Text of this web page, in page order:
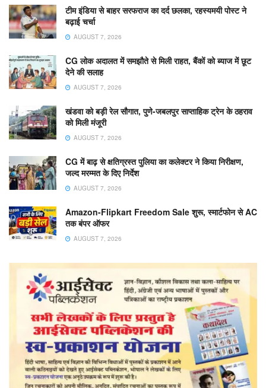
टीम इंडिया से बाहर सरफराज का दर्द छलका, रहस्यमयी पोस्ट ने
बढ़ाई चर्चा
AUGUST 7, 2026
CG लोक अदालत में समझौते से मिली राहत, बैंकों को ब्याज में छूट
देने की सलाह
AUGUST 7, 2026
खंडवा को बड़ी रेल सौगात, पुणे-जबलपुर साप्ताहिक ट्रेन के ठहराव
को मिली मंजूरी
AUGUST 7, 2026
CG में बाढ़ से क्षतिग्रस्त पुलिया का कलेक्टर ने किया निरीक्षण,
जल्द मरम्मत के दिए निर्देश
AUGUST 7, 2026
Amazon-Flipkart Freedom Sale शुरू, स्मार्टफोन से AC
तक बंपर ऑफर
AUGUST 7, 2026